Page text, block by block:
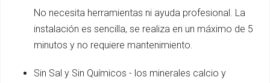
No necesita herramientas ni ayuda profesional. La
instalación es sencilla, se realiza en un máximo de 5
minutos y no requiere mantenimiento.
Sin Sal y Sin Químicos - los minerales calcio y